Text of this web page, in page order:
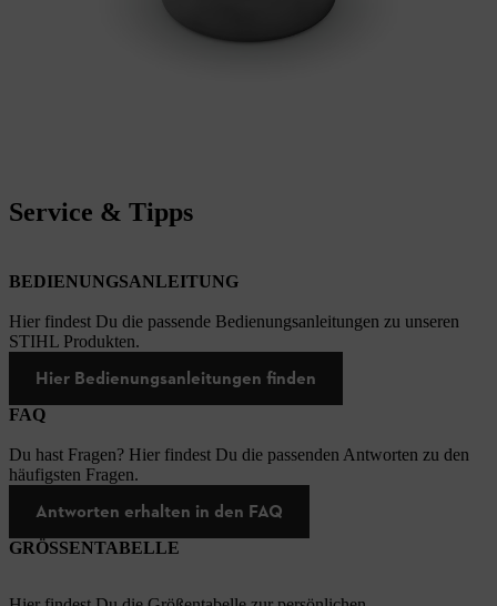
Service & Tipps
BEDIENUNGSANLEITUNG
Hier findest Du die passende Bedienungsanleitungen zu unseren
STIHL Produkten.
Hier Bedienungsanleitungen finden
FAQ
Du hast Fragen? Hier findest Du die passenden Antworten zu den
häufigsten Fragen.
Antworten erhalten in den FAQ
GRÖSSENTABELLE